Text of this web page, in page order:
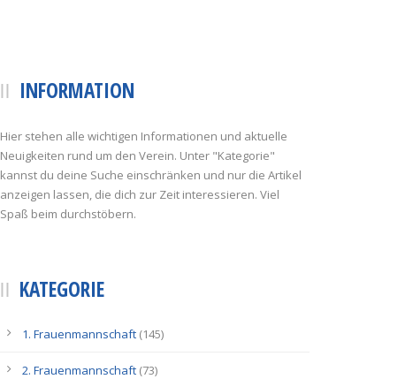
INFORMATION
Hier stehen alle wichtigen Informationen und aktuelle
Neuigkeiten rund um den Verein. Unter "Kategorie"
kannst du deine Suche einschränken und nur die Artikel
anzeigen lassen, die dich zur Zeit interessieren. Viel
Spaß beim durchstöbern.
KATEGORIE
1. Frauenmannschaft (145)
2. Frauenmannschaft (73)